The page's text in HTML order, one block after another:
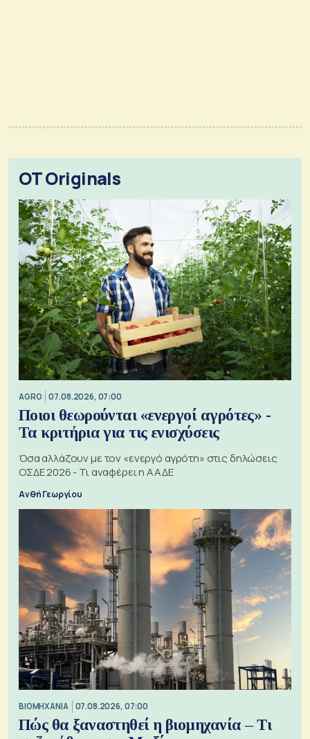
OT Originals
AGRO 07.08.2026, 07:00
Ποιοι θεωρούνται «ενεργοί αγρότες» -
Τα κριτήρια για τις ενισχύσεις
Όσα αλλάζουν με τον «ενεργό αγρότη» στις δηλώσεις
ΟΣΔΕ 2026 - Τι αναφέρει η ΑΑΔΕ
Ανθή Γεωργίου
ΒΙΟΜΗΧΑΝΙΑ 07.08.2026, 07:00
Πώς θα ξαναστηθεί η βιομηχανία – Τι